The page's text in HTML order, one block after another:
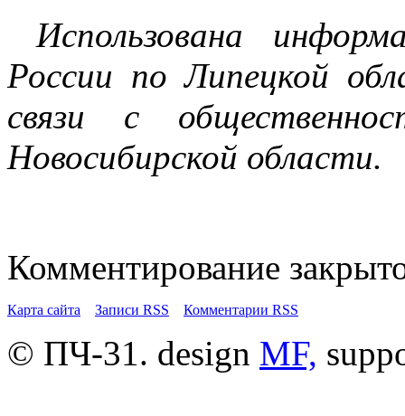
Использована
России по Липецкой
связи с
Новосибирской области.
Комментирование
Карта сайта Записи RSS Комментарии RSS
© ПЧ-31. design MF,